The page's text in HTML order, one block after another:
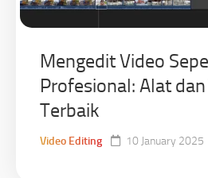
Mengedit Video
Profesional: Alat
Terbaik
Video Editing 10 January 2025